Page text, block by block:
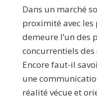
Dans un marché
proximité avec les
demeure l’un des
concurrentiels
Encore faut-il
une
réalité vécue et